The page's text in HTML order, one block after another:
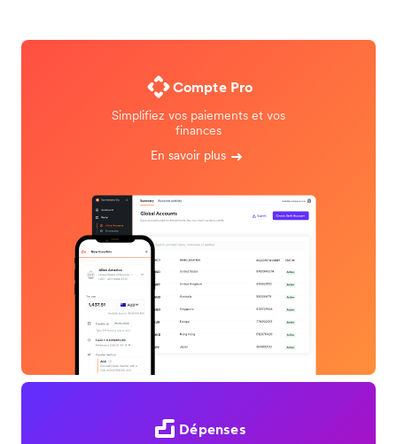
Compte Pro
Simplifiez vos paiements et vos
finances
En savoir plus
Dépenses